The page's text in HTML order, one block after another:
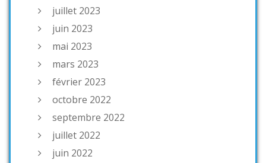
juillet 2023
juin 2023
mai 2023
mars 2023
février 2023
octobre 2022
septembre 2022
juillet 2022
juin 2022